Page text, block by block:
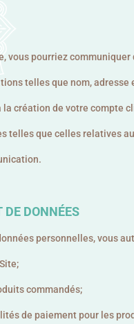
vous pourriez
telles que nom,
création de votre compte
telles que celles relatives
DONNÉES
personnelles, vous
commandés;
de paiement pour les